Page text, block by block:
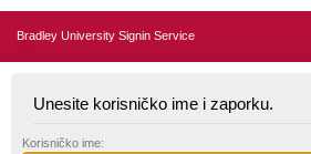
Bradley University Signin Service
Unesite korisničko ime i zaporku.
Korisničko ime: